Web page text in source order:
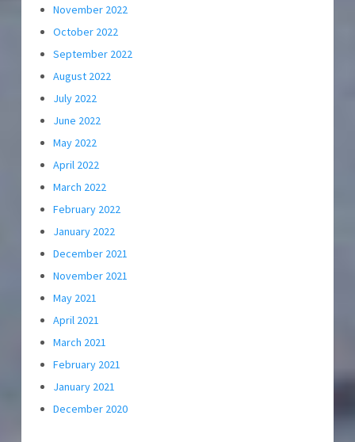
November 2022
October 2022
September 2022
August 2022
July 2022
June 2022
May 2022
April 2022
March 2022
February 2022
January 2022
December 2021
November 2021
May 2021
April 2021
March 2021
February 2021
January 2021
December 2020